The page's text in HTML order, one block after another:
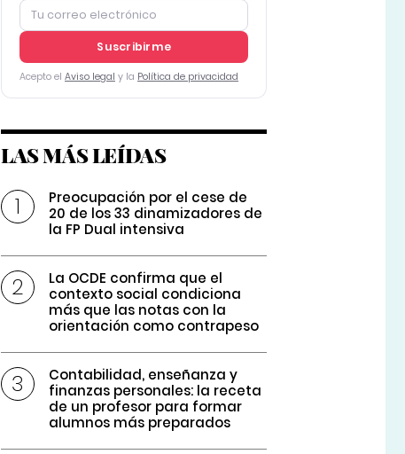
Suscribirme
Acepto el Aviso legal y la Política de privacidad
LAS MÁS LEÍDAS
Preocupación por el cese de
20 de los 33 dinamizadores de
la FP Dual intensiva
La OCDE confirma que el
contexto social condiciona
más que las notas con la
orientación como contrapeso
Contabilidad, enseñanza y
finanzas personales: la receta
de un profesor para formar
alumnos más preparados